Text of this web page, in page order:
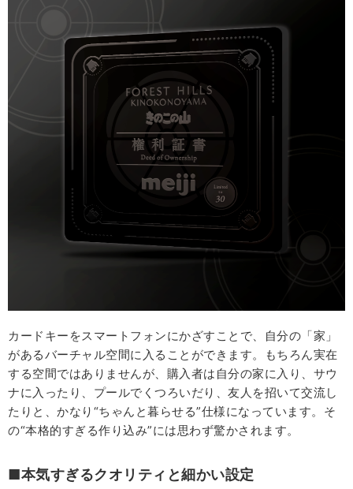
カードキーをスマートフォンにかざすことで、自分の「家」
があるバーチャル空間に入ることができます。もちろん実在
する空間ではありませんが、購入者は自分の家に入り、サウ
ナに入ったり、プールでくつろいだり、友人を招いて交流し
たりと、かなり“ちゃんと暮らせる”仕様になっています。そ
の“本格的すぎる作り込み”には思わず驚かされます。
■本気すぎるクオリティと細かい設定